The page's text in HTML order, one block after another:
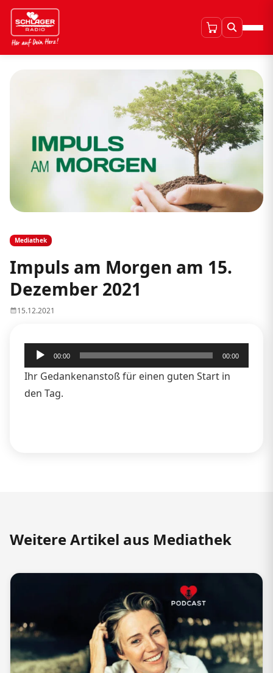
Mediathek
Impuls am Morgen am 15.
Dezember 2021
15.12.2021
Audio-
Player
00:00 00:00
Ihr Gedankenanstoß für einen guten Start in
den Tag.
Weitere Artikel aus Mediathek